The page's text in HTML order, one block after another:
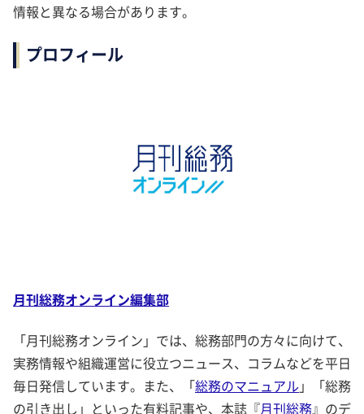
情報と異なる場合があります。
プロフィール
月刊総務オンライン編集部
「月刊総務オンライン」では、総務部門の方々に向けて、
実務情報や組織運営に役立つニュース、コラムなどを平日
毎日発信しています。また、「総務のマニュアル 」「総務
の引き出し」といった有料記事や、本誌『月刊総務』のデ